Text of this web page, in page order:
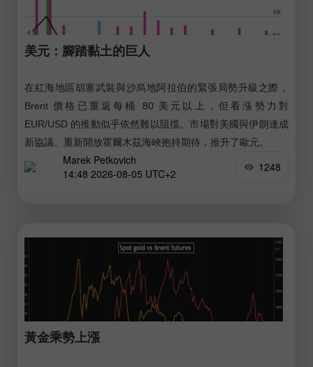
美元：腳踏黏土的巨人
在紅海地區胡塞武裝與沙烏地阿拉伯的緊張局勢升級之際，
Brent 價格已重返每桶 80 美元以上，但看漲勢力對
EUR/USD 的推動似乎依然難以阻擋。市場對美國與伊朗達成
新協議、重新開放霍爾木茲海峽抱持期待，推升了歐元。
Marek Petkovich
14:48 2026-08-05 UTC+2
1248
黃金乘勢上漲